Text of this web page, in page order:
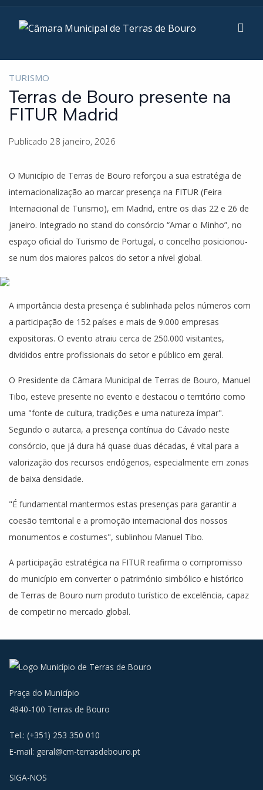
TURISMO
Terras de Bouro presente na
FITUR Madrid
Publicado 28 janeiro, 2026
O Município de Terras de Bouro reforçou a sua estratégia de
internacionalização ao marcar presença na FITUR (Feira
Internacional de Turismo), em Madrid, entre os dias 22 e 26 de
janeiro. Integrado no stand do consórcio “Amar o Minho”, no
espaço oficial do Turismo de Portugal, o concelho posicionou-
se num dos maiores palcos do setor a nível global.
A importância desta presença é sublinhada pelos números com
a participação de 152 países e mais de 9.000 empresas
expositoras. O evento atraiu cerca de 250.000 visitantes,
divididos entre profissionais do setor e público em geral.
O Presidente da Câmara Municipal de Terras de Bouro, Manuel
Tibo, esteve presente no evento e destacou o território como
uma "fonte de cultura, tradições e uma natureza ímpar".
Segundo o autarca, a presença contínua do Cávado neste
consórcio, que já dura há quase duas décadas, é vital para a
valorização dos recursos endógenos, especialmente em zonas
de baixa densidade.
"É fundamental mantermos estas presenças para garantir a
coesão territorial e a promoção internacional dos nossos
monumentos e costumes", sublinhou Manuel Tibo.
A participação estratégica na FITUR reafirma o compromisso
do município em converter o património simbólico e histórico
de Terras de Bouro num produto turístico de excelência, capaz
de competir no mercado global.
Praça do Município
4840-100 Terras de Bouro
Tel.: (+351) 253 350 010
E-mail: geral@cm-terrasdebouro.pt
SIGA-NOS